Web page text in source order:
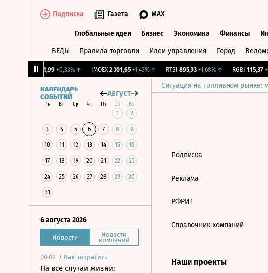
Подписка Газета MAX
Глобальные идеи Бизнес Экономика Финансы
ВЕДЫ Правила торговли Идеи управления Город
11,99 +0,33%↑ IMOEX 2 301,65 +1,43%↑ RTSI 895,93 +1,68%↑ RGBI 115,37
Ситуация на топливном рынке:
КАЛЕНДАРЬ
СОБЫТИЙ
Август
Пн Вт Ср Чт Пт Сб Вс
1 2
3 4 5 6 7 8 9
10 11 12 13 14 15 16
17 18 19 20 21 22 23
24 25 26 27 28 29 30
31
6 августа 2026
Новости Новости
компаний
00:09 / Как потратить
На все случаи жизни:
Подписка
Реклама
РФРИТ
Справочник компаний
Наши проекты